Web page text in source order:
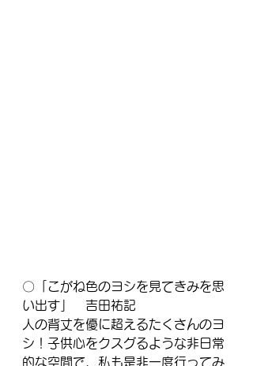
〇「こがね色のヨシを見てきみを思
い出す」　吉田祐記
人の背丈を優に超えるたくさんのヨ
シ！子供心をクスグるような非日常
的な空間で、私も是非一度行ってみ